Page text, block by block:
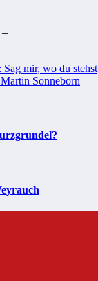
–
mir, wo du stehst
Sonneborn